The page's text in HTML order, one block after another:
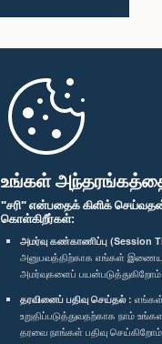
உங்கள்
"சரி" என்பதைக் கிளிக்
கொள்கிறீர்கள்:
அமர்வு கண்காணிப்பு (Session
அனுபவத்திற்காக எங்கள்
அமர்வுகளைப்
தரவினைப் பதிவு செய்தல் : எங்கள்
உறுதிப்படுத்துவதற்காக நாம்
தரவை நாங்கள் பதிவு